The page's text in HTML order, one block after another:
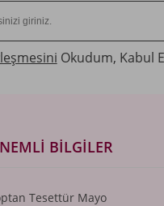
Okudum, Kabul
BILGILER
Tesettür Mayo